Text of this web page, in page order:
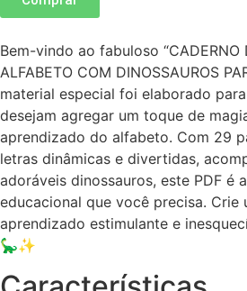
Bem-vindo ao fabuloso “CADERNO
ALFABETO COM DINOSSAUROS
material especial foi elaborado
desejam agregar um toque de
aprendizado do alfabeto. Com 29
letras dinâmicas e divertidas,
adoráveis dinossauros, este PDF é
educacional que você precisa. Crie
aprendizado estimulante e
🦕✨